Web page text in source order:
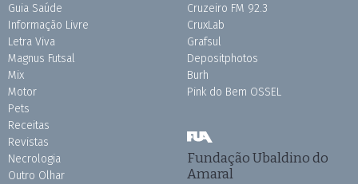
Guia Saúde
Informação Livre
Letra Viva
Magnus Futsal
Mix
Motor
Pets
Receitas
Revistas
Necrologia
Outro Olhar
Cruzeiro FM 92.3
CruxLab
Grafsul
Depositphotos
Burh
Pink do Bem OSSEL
Fundação Ubaldino do
Amaral